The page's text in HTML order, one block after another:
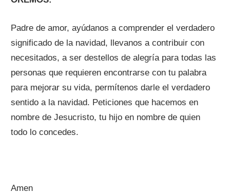
Padre de amor, ayúdanos a comprender el verdadero
significado de la navidad, llevanos a contribuir con
necesitados, a ser destellos de alegría para todas las
personas que requieren encontrarse con tu palabra
para mejorar su vida, permítenos darle el verdadero
sentido a la navidad. Peticiones que hacemos en
nombre de Jesucristo, tu hijo en nombre de quien
todo lo concedes.
Amen